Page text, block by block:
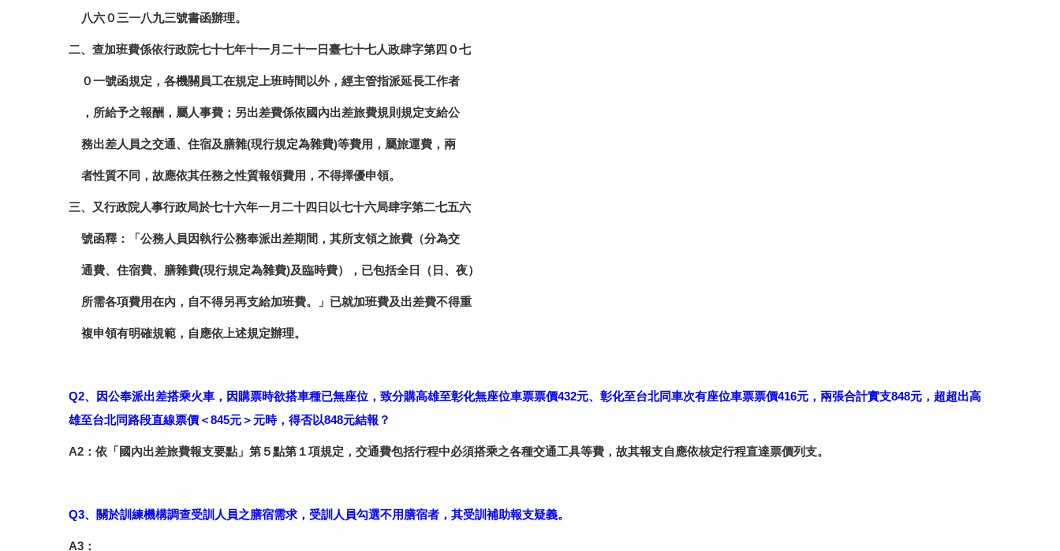
八六０三一八九三號書函辦理。
二、查加班費係依行政院七十七年十一月二十一日臺七十七人政肆字第四０七
０一號函規定，各機關員工在規定上班時間以外，經主管指派延長工作者
，所給予之報酬，屬人事費；另出差費係依國內出差旅費規則規定支給公
務出差人員之交通、住宿及膳雜(現行規定為雜費)等費用，屬旅運費，兩
者性質不同，故應依其任務之性質報領費用，不得擇優申領。
三、又行政院人事行政局於七十六年一月二十四日以七十六局肆字第二七五六
號函釋：「公務人員因執行公務奉派出差期間，其所支領之旅費（分為交
通費、住宿費、膳雜費(現行規定為雜費)及臨時費），已包括全日（日、夜）
所需各項費用在內，自不得另再支給加班費。」已就加班費及出差費不得重
複申領有明確規範，自應依上述規定辦理。
Q2、因公奉派出差搭乘火車，因購票時欲搭車種已無座位，致分購高雄至彰化無座位車票票價432元、彰化至台北同車次有座位車票票價416元，兩張合計實支848元，超超出高
雄至台北同路段直線票價＜845元＞元時，得否以848元結報？
A2：依「國內出差旅費報支要點」第５點第１項規定，交通費包括行程中必須搭乘之各種交通工具等費，故其報支自應依核定行程直達票價列支。
Q3、關於訓練機構調查受訓人員之膳宿需求，受訓人員勾選不用膳宿者，其受訓補助報支疑義。
A3：